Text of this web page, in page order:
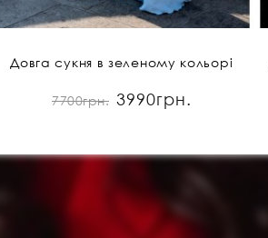
Довга сукня в зеленому кольорі
7700грн. 3990грн.